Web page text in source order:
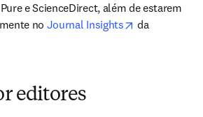
e ScienceDirect, além de estarem
no Journal Insights opens in new
da
editores